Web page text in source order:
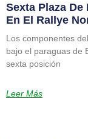
Sexta Plaza De
En El Rallye
Los componentes
bajo el paraguas de
sexta posición
Leer Más